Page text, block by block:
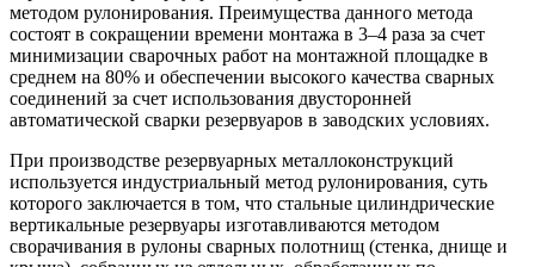
методом рулонирования. Преимущества данного метода
состоят в сокращении времени монтажа в 3–4 раза за счет
минимизации сварочных работ на монтажной площадке в
среднем на 80% и обеспечении высокого качества сварных
соединений за счет использования двусторонней
автоматической сварки резервуаров в заводских условиях.
При производстве резервуарных металлоконструкций
используется индустриальный метод рулонирования, суть
которого заключается в том, что стальные цилиндрические
вертикальные резервуары изготавливаются методом
сворачивания в рулоны сварных полотнищ (стенка, днище и